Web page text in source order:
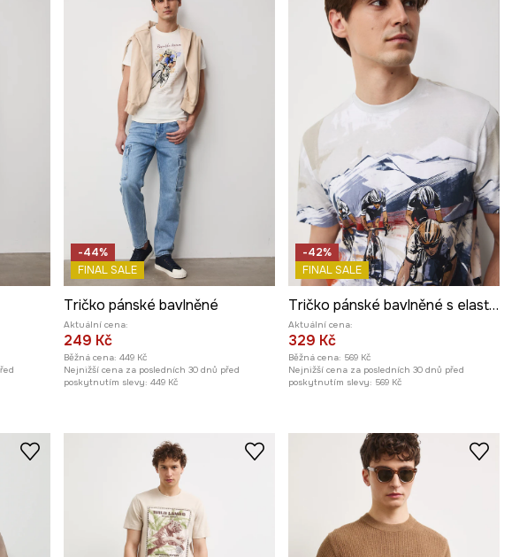
-44%
FINAL SALE
Tričko pánské bavlněné
Aktuální cena:
249 Kč
Běžná cena: 449 Kč
Nejnižší cena za posledních 30 dnů před
poskytnutím slevy: 449 Kč
-42%
FINAL SALE
Tričko pánské bavlněné s elastanem
Aktuální cena:
329 Kč
Běžná cena: 569 Kč
Nejnižší cena za posledních 30 dnů před
poskytnutím slevy: 569 Kč